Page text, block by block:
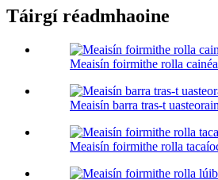
Táirgí réadmhaoine
Meaisín foirmithe rolla
Meaisín barra tras-t
Meaisín foirmithe rolla